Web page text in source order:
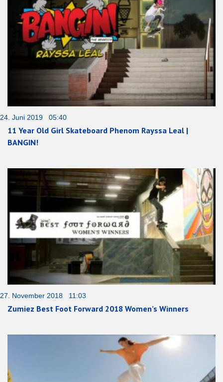
24. Juni 2019 05:40
11 Year Old Girl Skateboard Phenom Rayssa Leal |
BANGIN!
27. November 2018 11:03
Zumiez Best Foot Forward 2018 Women’s Winners